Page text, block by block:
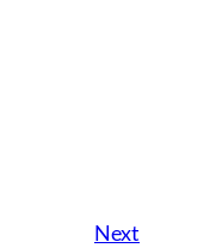
Next